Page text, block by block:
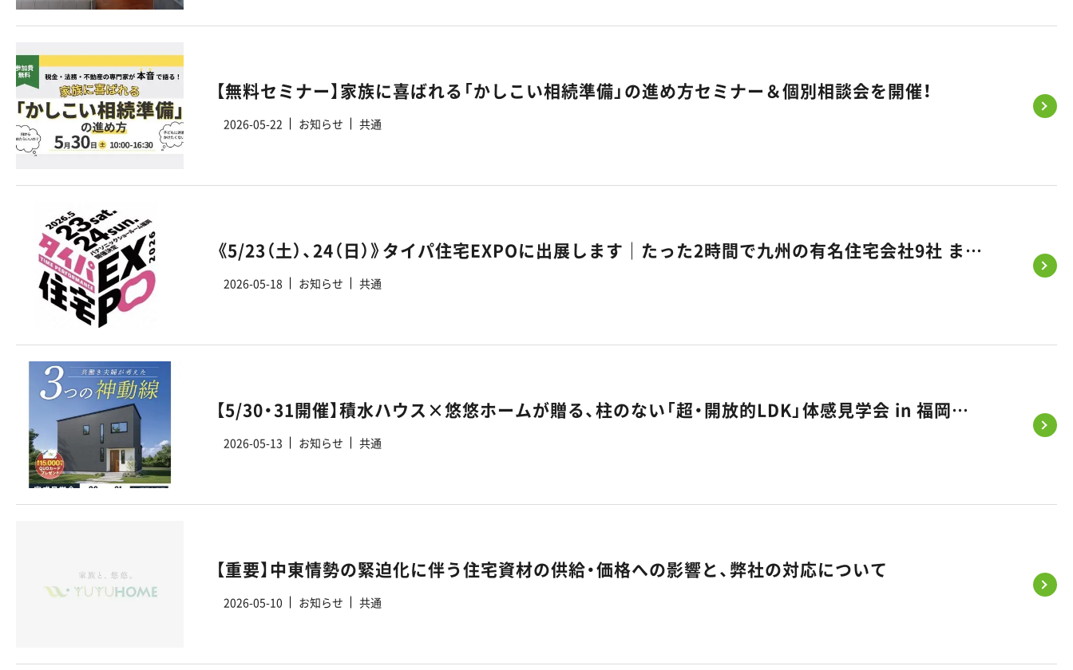
【無料セミナー】家族に喜ばれる「かしこい相続準備」の進め方セミナー＆個別相談会を開催！
2026-05-22 お知らせ 共通
《5/23（土）、24（日）》タイパ住宅EXPOに出展します｜たった2時間で九州の有名住宅会社9社 まとめて比べられる家づくりフェス
2026-05-18 お知らせ 共通
【5/30・31開催】積水ハウス×悠悠ホームが贈る、柱のない「超・開放的LDK」体感見学会 in 福岡市東区
2026-05-13 お知らせ 共通
【重要】中東情勢の緊迫化に伴う住宅資材の供給・価格への影響と、弊社の対応について
2026-05-10 お知らせ 共通